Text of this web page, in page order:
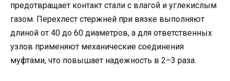
предотвращает контакт стали с влагой и углекислым
газом. Перехлест стержней при вязке выполняют
длиной от 40 до 60 диаметров, а для ответственных
узлов применяют механические соединения
муфтами, что повышает надежность в 2–3 раза.